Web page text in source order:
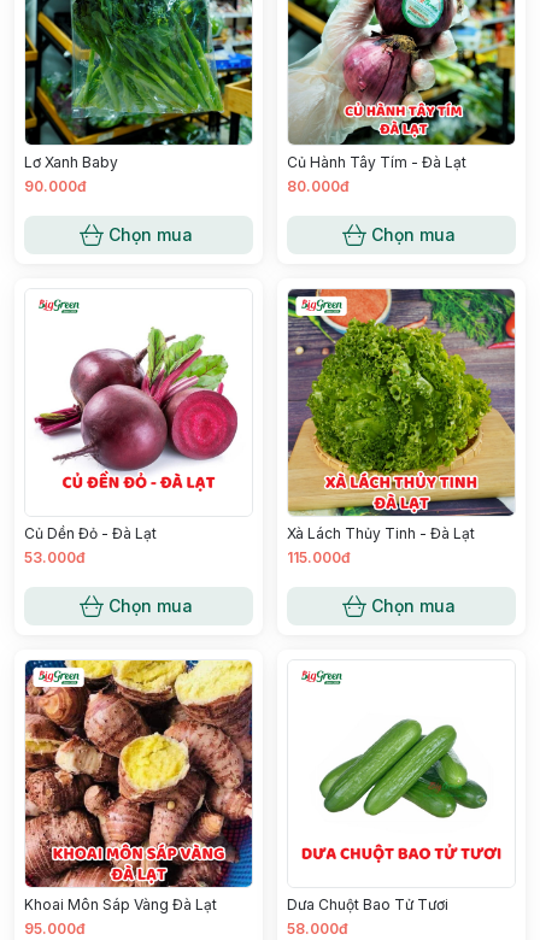
Lơ Xanh Baby
90.000đ
Chọn mua
Củ Hành Tây Tím - Đà Lạt
80.000đ
Chọn mua
Củ Dền Đỏ - Đà Lạt
53.000đ
Chọn mua
Xà Lách Thủy Tinh - Đà Lạt
115.000đ
Chọn mua
Khoai Môn Sáp Vàng Đà Lạt
95.000đ
Dưa Chuột Bao Tử Tươi
58.000đ